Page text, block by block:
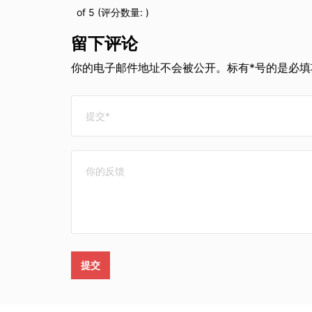
of 5 (评分数量: )
留下评论
你的电子邮件地址不会被公开。标有*号的是必
提交